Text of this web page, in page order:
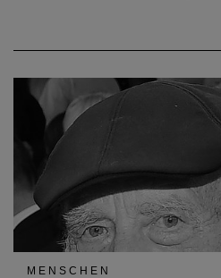
MENSCHEN